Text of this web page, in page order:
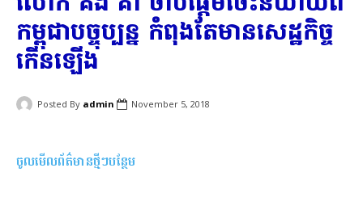
កម្ពុជា​បច្ចុប្បន្ន កំពុងតែ​មាន​សេដ្ឋកិច្ច​
កើនឡើង​
Posted By admin November 5, 2018
ចូលមើលព័ត៌មានថ្មីៗបន្ថែម